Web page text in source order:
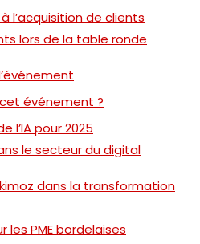
l’acquisition de clients
lors de la table ronde
événement ?
l’IA pour 2025
le secteur du digital
dans la transformation
les PME bordelaises